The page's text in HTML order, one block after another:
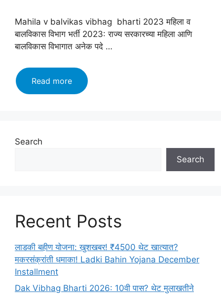
Mahila v balvikas vibhag bharti 2023 महिला व
बालविकास विभाग भर्ती 2023: राज्य सरकारच्या महिला आणि
बालविकास विभागात अनेक पदे …
Read moreमहिला
व
लगेच
करा
Search
Search
Recent Posts
लाडकी बहीण योजना: खुशखबर! ₹4500 थेट खात्यात?
मकरसंक्रांती धमाका! Ladki Bahin Yojana December
Installment
Dak Vibhag Bharti 2026: 10वी पास? थेट मुलाखतीने